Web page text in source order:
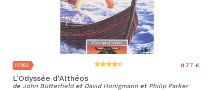
N°365 9.77 €
L'Odyssée d'Althéos
de John Butterfieldet David Honigmann et Philip Parker